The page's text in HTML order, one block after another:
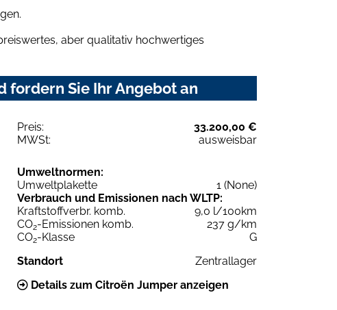
aber qualitativ hochwertiges
fordern Sie Ihr Angebot an
Preis:
33.200,00 €
MWSt:
ausweisbar
Umweltnormen:
Umweltplakette
1 (None)
Verbrauch und Emissionen nach WLTP:
Kraftstoffverbr. komb.
9,0 l/100km
CO2-Emissionen komb.
237 g/km
CO2-Klasse
G
Standort
Zentrallager
Details zum Citroën Jumper anzeigen